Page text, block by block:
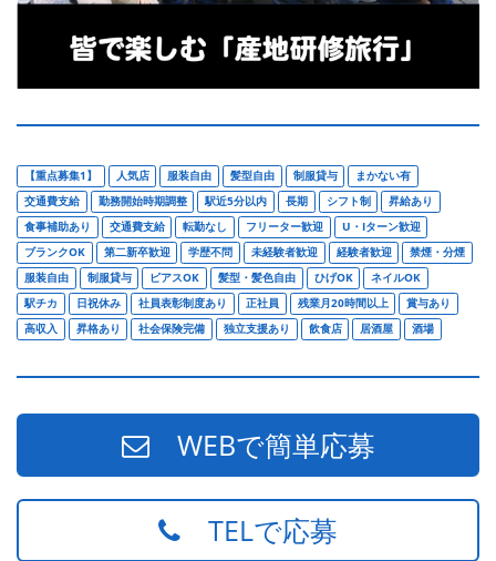
【重点募集1】 人気店 服装自由 髪型自由 制服貸与
まかない有
交通費支給
勤務開始時期調整 駅近5分以内 長期 シフト制
昇給あり
食事補助あり
交通費支給 転勤なし フリーター歓迎
U・Iターン歓迎
ブランクOK
第二新卒歓迎 学歴不問 未経験者歓迎 経験者歓迎
禁煙・分煙
服装自由
制服貸与 ピアスOK 髪型・髪色自由 ひげOK
ネイルOK
駅チカ
日祝休み 社員表彰制度あり 正社員 残業月20時間以上
賞与あり
高収入
昇格あり 社会保険完備 独立支援あり 飲食店 居酒屋 酒場
WEBで簡単応募
TELで応募